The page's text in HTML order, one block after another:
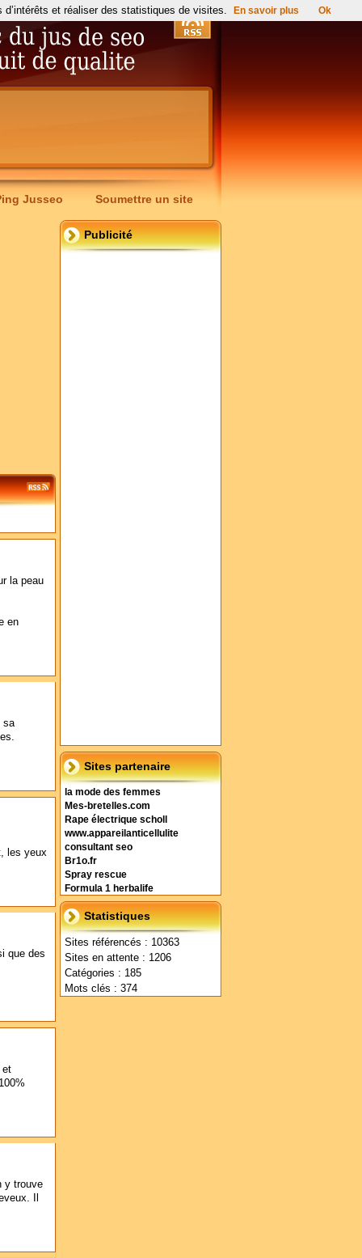
Jusseo Soumettre un site
Publicité
Sites partenaire
la mode des femmes
Mes-bretelles.com
Rape électrique scholl
www.appareilanticellulite
consultant seo
Br1o.fr
Spray rescue
Formula 1 herbalife
Statistiques
Sites référencés : 10363
Sites en attente : 1206
Catégories : 185
Mots clés : 374
la peau
en
sa
les yeux
que des
et
y trouve
Il
et réaliser des statistiques de visites. En savoir plus Ok